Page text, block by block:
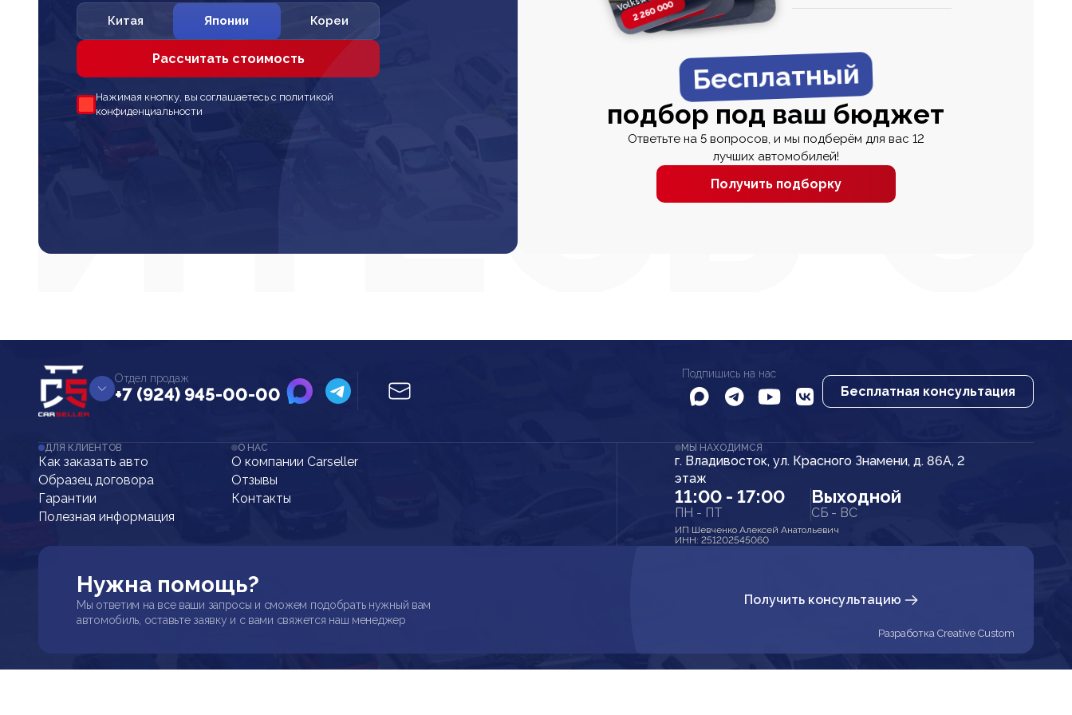
Китая Японии Кореи
Рассчитать стоимость
Нажимая кнопку, вы соглашаетесь с политикой
конфиденциальности
2 260 0002 820 000
2 820 0002 670 000
Бесплатный
подбор под ваш бюджет
Ответьте на 5 вопросов, и мы подберём для вас 12
лучших автомобилей!
Получить подборку
Отдел продаж
+7 (924) 945-00-00
Подпишись на нас
Бесплатная консультация
ДЛЯ КЛИЕНТОВ
Как заказать авто
Образец договора
Гарантии
Полезная информация
О НАС
О компании Carseller
Отзывы
Контакты
МЫ НАХОДИМСЯ
г. Владивосток, ул. Красного Знамени, д. 86А, 2
этаж
11:00 - 17:00
ПН - ПТ
Выходной
СБ - ВС
ИП Шевченко Алексей Анатольевич
ИНН: 251202545060
Нужна помощь?
Мы ответим на все ваши запросы и сможем подобрать нужный вам
автомобиль, оставьте заявку и с вами свяжется наш менеджер
Получить консультацию
Разработка Creative Custom